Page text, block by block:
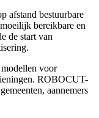
afstand bestuurbare
bereikbare en
de start van
voor
ROBOCUT-
aannemers